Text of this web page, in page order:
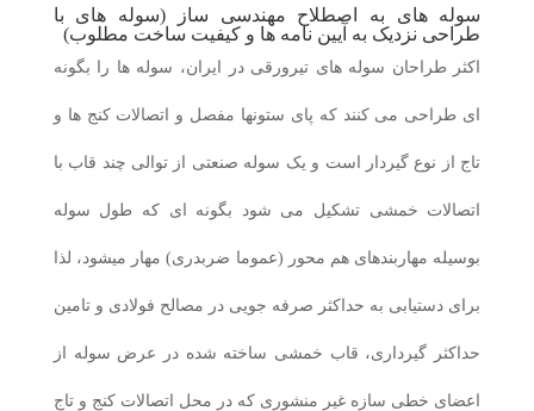
سوله های به اصطلاح مهندسی ساز (سوله های با
طراحی نزدیک به آیین نامه ها و کیفیت ساخت مطلوب)
اکثر طراحان سوله های تیرورقی در ایران، سوله ها را بگونه
ای طراحی می کنند که پای ستونها مفصل و اتصالات کنج ها و
تاج از نوع گیردار است و یک سوله صنعتی از توالی چند قاب با
اتصالات خمشی تشکیل می شود بگونه ای که طول سوله
بوسیله مهاربندهای هم محور (عموما ضربدری) مهار میشود، لذا
برای دستیابی به حداکثر صرفه جویی در مصالح فولادی و تامین
حداکثر گیرداری، قاب خمشی ساخته شده در عرض سوله از
اعضای خطی سازه غیر منشوری که در محل اتصالات کنج و تاج